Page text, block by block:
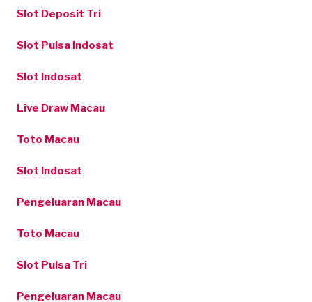
Slot Deposit Tri
Slot Pulsa Indosat
Slot Indosat
Live Draw Macau
Toto Macau
Slot Indosat
Pengeluaran Macau
Toto Macau
Slot Pulsa Tri
Pengeluaran Macau